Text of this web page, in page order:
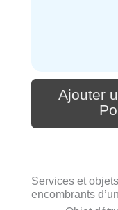
Ajouter
Services et
encombrants